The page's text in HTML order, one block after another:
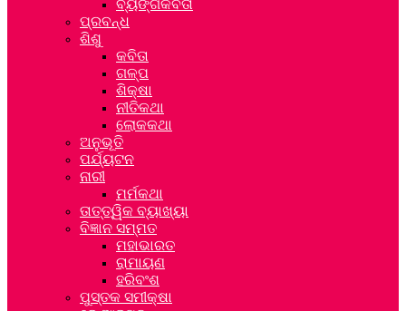
ବ୍ୟଙ୍ଗକବିତା
ପ୍ରବନ୍ଧ
ଶିଶୁ
କବିତା
ଗଳ୍ପ
ଶିକ୍ଷା
ନୀତିକଥା
ଲୋକକଥା
ଅନୁଭୂତି
ପର୍ଯ୍ୟଟନ
ନାରୀ
ମର୍ମକଥା
ତାତ୍ତ୍ୱିକ ବ୍ୟାଖ୍ୟା
ବିଜ୍ଞାନ ସମ୍ମତ
ମହାଭାରତ
ରାମାୟଣ
ହରିବଂଶ
ପୁସ୍ତକ ସମୀକ୍ଷା